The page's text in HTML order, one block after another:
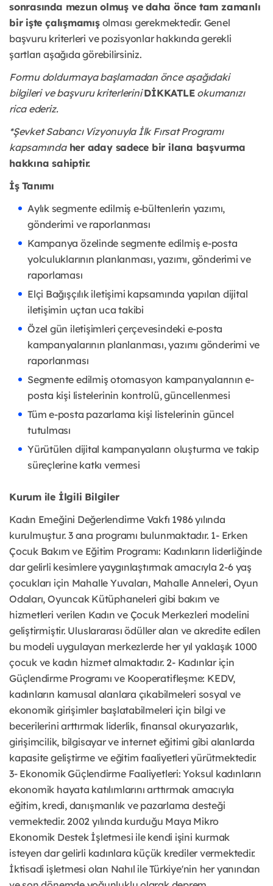
sonrasında mezun olmuş ve daha önce tam zamanlı
bir işte çalışmamışolması gerekmektedir. Genel
başvuru kriterleri ve pozisyonlar hakkında gerekli
şartları aşağıda görebilirsiniz.
Formu doldurmaya başlamadan önce aşağıdaki
bilgileri ve başvuru kriterlerini DİKKATLE okumanızı
rica ederiz.
*Şevket Sabancı Vizyonuyla İlk Fırsat Programı
kapsamında her aday sadece bir ilana başvurma
hakkına sahiptir.
İş Tanımı
Aylık segmente edilmiş e-bültenlerin yazımı,
gönderimi ve raporlanması
Kampanya özelinde segmente edilmiş e-posta
yolculuklarının planlanması, yazımı, gönderimi ve
raporlaması
Elçi Bağışçılık iletişimi kapsamında yapılan dijital
iletişimin uçtan uca takibi
Özel gün iletişimleri çerçevesindeki e-posta
kampanyalarının planlanması, yazımı gönderimi ve
raporlanması
Segmente edilmiş otomasyon kampanyalarının e-
posta kişi listelerinin kontrolü, güncellenmesi
Tüm e-posta pazarlama kişi listelerinin güncel
tutulması
Yürütülen dijital kampanyaların oluşturma ve takip
süreçlerine katkı vermesi
Kurum ile İlgili Bilgiler
Kadın Emeğini Değerlendirme Vakfı 1986 yılında
kurulmuştur. 3 ana programı bulunmaktadır. 1- Erken
Çocuk Bakım ve Eğitim Programı: Kadınların liderliğinde
dar gelirli kesimlere yaygınlaştırmak amacıyla 2-6 yaş
çocukları için Mahalle Yuvaları, Mahalle Anneleri, Oyun
Odaları, Oyuncak Kütüphaneleri gibi bakım ve
hizmetleri verilen Kadın ve Çocuk Merkezleri modelini
geliştirmiştir. Uluslararası ödüller alan ve akredite edilen
bu modeli uygulayan merkezlerde her yıl yaklaşık 1000
çocuk ve kadın hizmet almaktadır. 2- Kadınlar için
Güçlendirme Programı ve Kooperatifleşme: KEDV,
kadınların kamusal alanlara çıkabilmeleri sosyal ve
ekonomik girişimler başlatabilmeleri için bilgi ve
becerilerini arttırmak liderlik, finansal okuryazarlık,
girişimcilik, bilgisayar ve internet eğitimi gibi alanlarda
kapasite geliştirme ve eğitim faaliyetleri yürütmektedir.
3- Ekonomik Güçlendirme Faaliyetleri: Yoksul kadınların
ekonomik hayata katılımlarını arttırmak amacıyla
eğitim, kredi, danışmanlık ve pazarlama desteği
vermektedir. 2002 yılında kurduğu Maya Mikro
Ekonomik Destek İşletmesi ile kendi işini kurmak
isteyen dar gelirli kadınlara küçük krediler vermektedir.
İktisadi işletmesi olan Nahıl ile Türkiye'nin her yanından